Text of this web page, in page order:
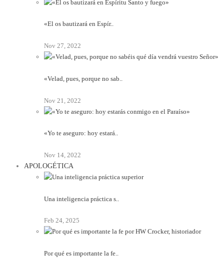
«El os bautizará en Espír..
Nov 27, 2022
«Velad, pues, porque no sab..
Nov 21, 2022
«Yo te aseguro: hoy estará..
Nov 14, 2022
APOLOGÉTICA
Una inteligencia práctica s..
Feb 24, 2025
Por qué es importante la fe..